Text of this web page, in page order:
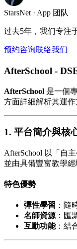
StarsNet · App 团队
过去5年，我们专注
预约咨询联络我们
AfterSchool -
AfterSchool 是一個
方面詳細解析其運作
1. 平台簡介與核
AfterSchool 以「自
並由具備豐富教學經
特色優勢
彈性學習 ：隨
名師資源 ：匯
互動功能：結